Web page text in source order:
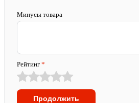
Минусы товара
Рейтинг *
Продолжить